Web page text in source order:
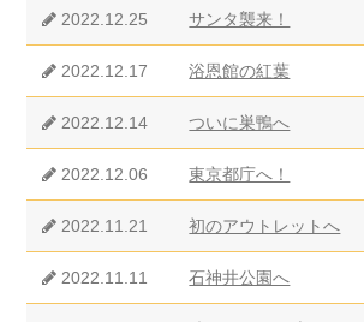
2022.12.25 サンタ襲来！
2022.12.17 浴恩館の紅葉
2022.12.14 ついに巣鴨へ
2022.12.06 東京都庁へ！
2022.11.21 初のアウトレットへ
2022.11.11 石神井公園へ